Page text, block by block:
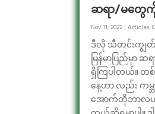
ဆရာ/မတွေ
Nov 11, 2022 |Articles,
ဒီလို သီတင်းကျွတ်
မြန်မာပြည်မှာ
ရှိကြပါတယ်။ တ
နေ့ဟာ လည်း ကမ္ဘ
အောက်တိုဘာလဟ